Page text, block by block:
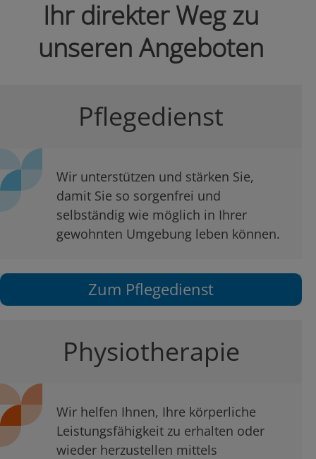
Ihr direkter Weg zu
unseren Angeboten
Pflegedienst
Wir unterstützen und stärken Sie,
damit Sie so sorgenfrei und
selbständig wie möglich in Ihrer
gewohnten Umgebung leben können.
Zum Pflegedienst
Physiotherapie
Wir helfen Ihnen, Ihre körperliche
Leistungsfähigkeit zu erhalten oder
wieder herzustellen mittels